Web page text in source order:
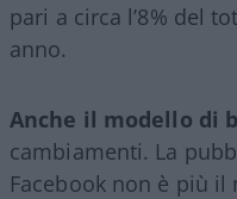
pari a circa l’8% del
anno.
Anche il modello di
cambiamenti. La
Facebook non è più